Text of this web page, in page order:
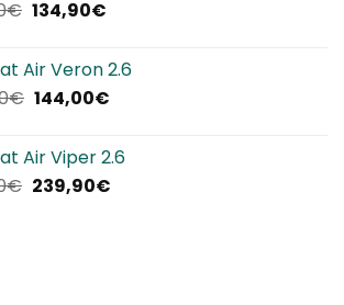
280,00€.
€ Il
era:
220,00€.
134,90€Il
è:
134,90€.
Air Veron 2.6
€ Il
era:
240,00€.
144,00€Il
è:
144,00€.
Air Viper 2.6
€ Il
239,90€Il